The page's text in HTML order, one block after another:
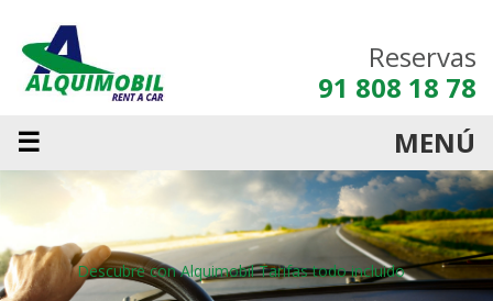
Reservas
91 808 18 78
☰
MENÚ
Descubre con AlquimobilTarifas todo incluido